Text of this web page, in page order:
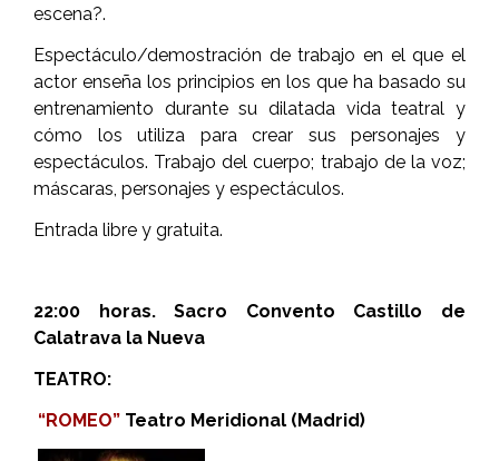
escena?.
Espectáculo/demostración de trabajo en el que el
actor enseña los principios en los que ha basado su
entrenamiento durante su dilatada vida teatral y
cómo los utiliza para crear sus personajes y
espectáculos. Trabajo del cuerpo; trabajo de la voz;
máscaras, personajes y espectáculos.
Entrada libre y gratuita.
22:00 horas. Sacro Convento Castillo de
Calatrava la Nueva
TEATRO:
“ROMEO” Teatro Meridional (Madrid)